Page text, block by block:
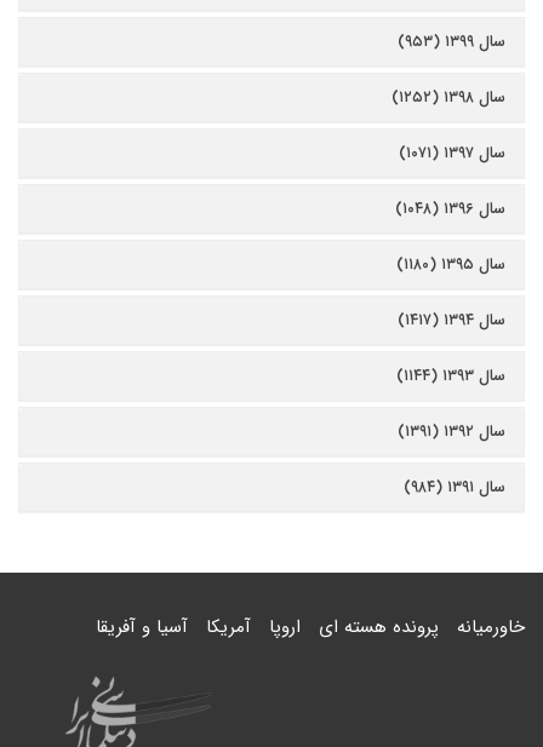
سال ۱۳۹۹ (۹۵۳)
سال ۱۳۹۸ (۱۲۵۲)
سال ۱۳۹۷ (۱۰۷۱)
سال ۱۳۹۶ (۱۰۴۸)
سال ۱۳۹۵ (۱۱۸۰)
سال ۱۳۹۴ (۱۴۱۷)
سال ۱۳۹۳ (۱۱۴۴)
سال ۱۳۹۲ (۱۳۹۱)
سال ۱۳۹۱ (۹۸۴)
خاورمیانه پرونده هسته ای اروپا آمریکا آسیا و آفریقا